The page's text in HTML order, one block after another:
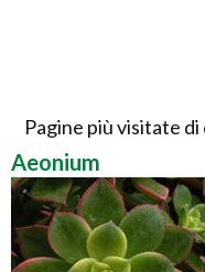
Pagine più visitate
Aeonium